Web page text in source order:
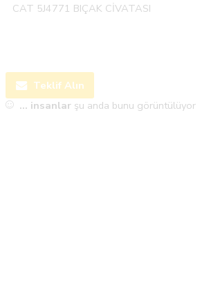
CAT 5J4771 BIÇAK CİVATASI
Teklif Alın
... insanlar şu anda bunu görüntülüyor